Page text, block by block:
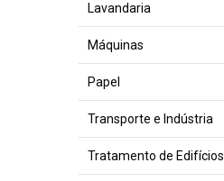
Lavandaria
Máquinas
Papel
Transporte e Indústria
Tratamento de Edifícios